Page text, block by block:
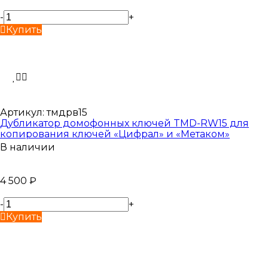
-
+
Купить
Артикул: тмдрв15
Дубликатор домофонных ключей TMD-RW15 для
копирования ключей «Цифрал» и «Метаком»
В наличии
4 500 ₽
-
+
Купить